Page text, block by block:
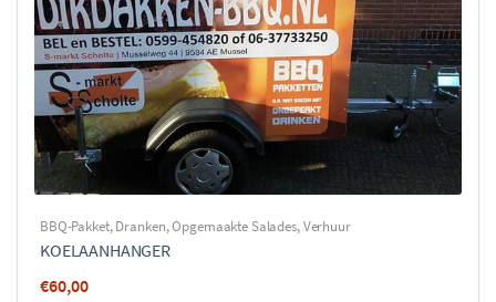
BBQ-Pakket,Dranken,Opgemaakte Salades,Verhuur
KOELAANHANGER
€60,00